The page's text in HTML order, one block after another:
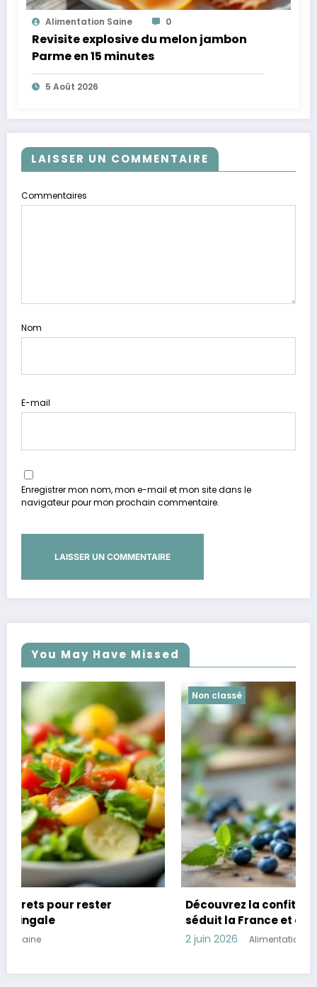
Alimentation Saine 0
Revisite explosive du melon jambon
Parme en 15 minutes
5 Août 2026
LAISSER UN COMMENTAIRE
Commentaires
Nom
E-mail
Enregistrer mon nom, mon e-mail et mon site dans le
navigateur pour mon prochain commentaire.
You May Have Missed
Non classé
Découvrez la confiture bio de myrtille qui
séduit la France et obtient 79/100 sur Yuka
2 juin 2026